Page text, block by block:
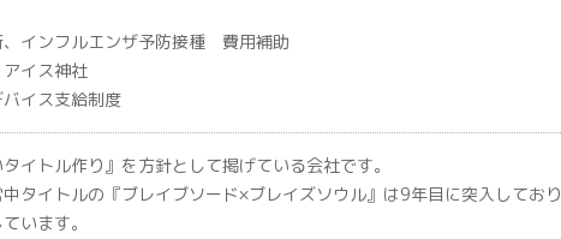
、インフルエンザ予防接種 費用補助
アイス神社
バイス支給制度
タイトル作り』を方針として掲げている会社です。
タイトルの『ブレイブソード×ブレイズソウル』は9年目に突入しており
います。